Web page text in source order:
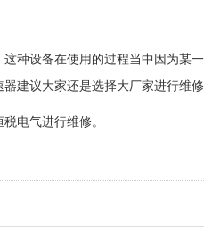
种设备在使用的过程当中因为某
建议大家还是选择大厂家进行维
电气进行维修。